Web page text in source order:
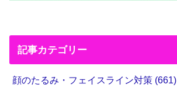
記事カテゴリー
顔のたるみ・フェイスライン対策 (661)